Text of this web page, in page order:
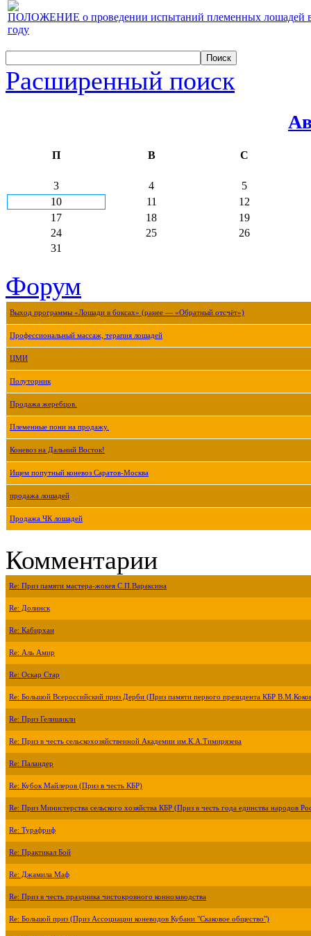
ПОЛОЖЕНИЕ о проведении испытаний племенных лошадей
году
Расширенный поиск
П В С
3 4
5
10
11
12
17
18
19
24
25
26
31
Форум
Выход программы «Лошади в боксах» (ранее — «Обратный отсчёт»)
Профессиональный массаж, терапия лошадей
ЦМИ
Полуторник
Продажа жеребцов.
Племенные пони на продажу.
Коневоз на Дальний Восток!
Ищем попутный коневоз Саратов-Москва
продажа лошадей
Продажа ЧК лошадей
Комментарии
Re: Приз памяти мастера-жокея С.П.Вараксина
Re: Долинск
Re: Кабирхан
Re: Аль Амир
Re: Оскар Стар
Re: Большой Всероссийский приз Дерби (Приз памяти первого президента КБР
Re: Приз Гелишикли
Re: Приз в честь сельскохозяйственной Академии им.К.А.Тимирязева
Re: Паландер
Re: Кубок Майлеров (Приз в честь КБР)
Re: Приз Министерства сельского хозяйства КБР (Приз в честь года единства народов
Re: Турафриф
Re: Практикал Бой
Re: Джамила Маф
Re: Приз в честь праздника чистокровного коннозаводства
Re: Большой приз (Приз Ассоциации коневодов Кубани "Скаковое общество")